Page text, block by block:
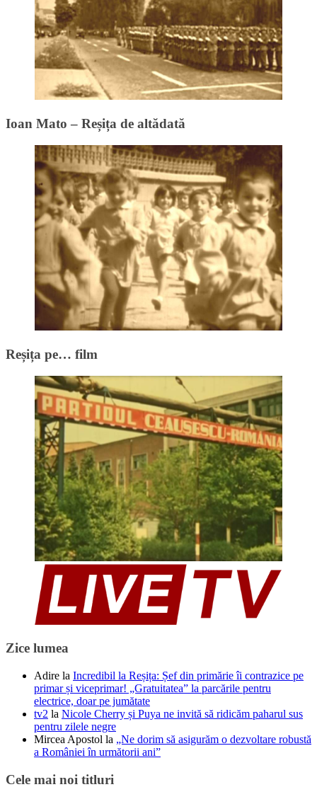
Ioan Mato – Reșița de altădată
Reșița pe… film
Zice lumea
Adire la Incredibil la Reșița: Șef din primărie îi contrazice pe
primar și viceprimar! „Gratuitatea” la parcările pentru
electrice, doar pe jumătate
tv2 la Nicole Cherry și Puya ne invită să ridicăm paharul sus
pentru zilele negre
Mircea Apostol la „Ne dorim să asigurăm o dezvoltare robustă
a României în următorii ani”
Cele mai noi titluri